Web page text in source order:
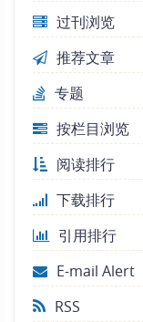
过刊浏览
推荐文章
专题
按栏目浏览
阅读排行
下载排行
引用排行
E-mail Alert
RSS